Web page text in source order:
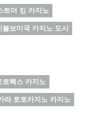
트더 킹 카지노
블보미국 카지노 도시
로렉스 카지노
라 토토카지노 카지노